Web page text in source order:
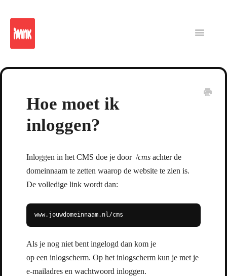
Toggle
Intranet
Hoe moet ik
inloggen?
Inloggen in het CMS doe je door /cms achter de
domeinnaam te zetten waarop de website te zien is.
De volledige link wordt dan:
Als je nog niet bent ingelogd dan kom je
op een inlogscherm. Op het inlogscherm kun je met je
e-mailadres en wachtwoord inloggen.